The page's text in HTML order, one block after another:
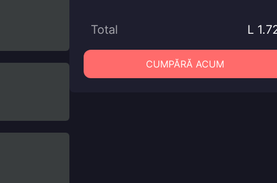
Total L
CUMPĂRĂ ACUM